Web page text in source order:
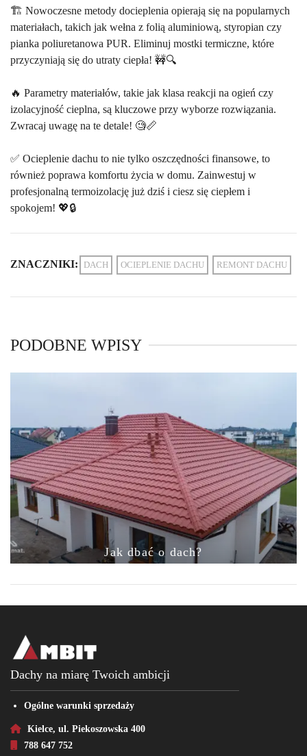
🏗️ Nowoczesne metody docieplenia opierają się na popularnych
materiałach, takich jak wełna z folią aluminiową, styropian czy
pianka poliuretanowa PUR. Eliminuj mostki termiczne, które
przyczyniają się do utraty ciepła! 🚧🔍
🔥 Parametry materiałów, takie jak klasa reakcji na ogień czy
izolacyjność cieplna, są kluczowe przy wyborze rozwiązania.
Zwracaj uwagę na te detale! 🧐📏
✅ Ocieplenie dachu to nie tylko oszczędności finansowe, to
również poprawa komfortu życia w domu. Zainwestuj w
profesjonalną termoizolację już dziś i ciesz się ciepłem i
spokojem! 💖🔒
ZNACZNIKI: DACH OCIEPLENIE DACHU REMONT DACHU
PODOBNE WPISY
Jak dbać o dach?
Dachy na miarę Twoich ambicji
Ogólne warunki sprzedaży
Kielce, ul. Piekoszowska 400
788 647 752